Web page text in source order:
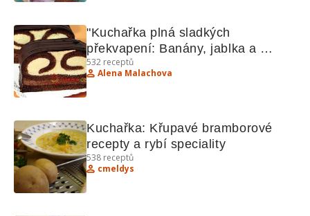
"Kuchařka plná sladkých
překvapení: Banány, jablka a
oříšky"
532 receptů
Alena Malachova
Kuchařka: Křupavé bramborové
recepty a rybí speciality
538 receptů
cmeldys